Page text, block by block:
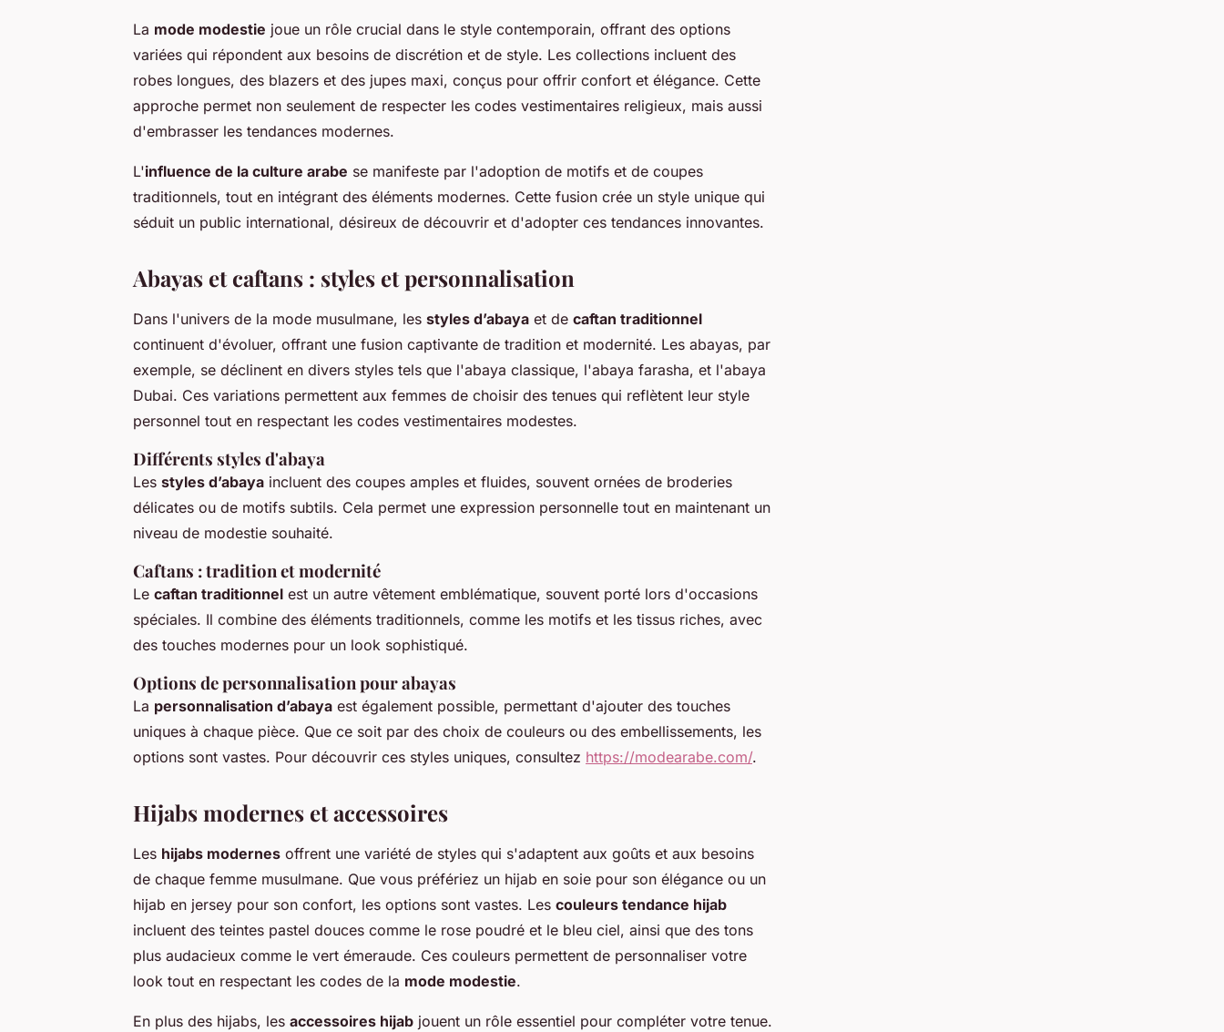
La mode modestie joue un rôle crucial dans le style contemporain, offrant des options
variées qui répondent aux besoins de discrétion et de style. Les collections incluent des
robes longues, des blazers et des jupes maxi, conçus pour offrir confort et élégance. Cette
approche permet non seulement de respecter les codes vestimentaires religieux, mais aussi
d'embrasser les tendances modernes.
L'influence de la culture arabe se manifeste par l'adoption de motifs et de coupes
traditionnels, tout en intégrant des éléments modernes. Cette fusion crée un style unique qui
séduit un public international, désireux de découvrir et d'adopter ces tendances innovantes.
Abayas et caftans : styles et personnalisation
Dans l'univers de la mode musulmane, les styles d’abaya et de caftan traditionnel
continuent d'évoluer, offrant une fusion captivante de tradition et modernité. Les abayas, par
exemple, se déclinent en divers styles tels que l'abaya classique, l'abaya farasha, et l'abaya
Dubai. Ces variations permettent aux femmes de choisir des tenues qui reflètent leur style
personnel tout en respectant les codes vestimentaires modestes.
Différents styles d'abaya
Les styles d’abaya incluent des coupes amples et fluides, souvent ornées de broderies
délicates ou de motifs subtils. Cela permet une expression personnelle tout en maintenant un
niveau de modestie souhaité.
Caftans : tradition et modernité
Le caftan traditionnel est un autre vêtement emblématique, souvent porté lors d'occasions
spéciales. Il combine des éléments traditionnels, comme les motifs et les tissus riches, avec
des touches modernes pour un look sophistiqué.
Options de personnalisation pour abayas
La personnalisation d’abaya est également possible, permettant d'ajouter des touches
uniques à chaque pièce. Que ce soit par des choix de couleurs ou des embellissements, les
options sont vastes. Pour découvrir ces styles uniques, consultez https://modearabe.com/.
Hijabs modernes et accessoires
Les hijabs modernes offrent une variété de styles qui s'adaptent aux goûts et aux besoins
de chaque femme musulmane. Que vous préfériez un hijab en soie pour son élégance ou un
hijab en jersey pour son confort, les options sont vastes. Les couleurs tendance hijab
incluent des teintes pastel douces comme le rose poudré et le bleu ciel, ainsi que des tons
plus audacieux comme le vert émeraude. Ces couleurs permettent de personnaliser votre
look tout en respectant les codes de la mode modestie.
En plus des hijabs, les accessoires hijab jouent un rôle essentiel pour compléter votre tenue.